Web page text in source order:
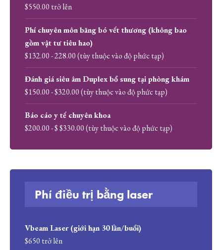
$550.00 trở lên
Phí chuyên môn băng bó vết thương (không bao
gồm vật tư tiêu hao)
$132.00 - 228.00 (tùy thuộc vào độ phức tạp)
Đánh giá siêu âm Duplex bổ sung tại phòng khám
$150.00 - $320.00 (tùy thuộc vào độ phức tạp)
Báo cáo y tế chuyên khoa
$200.00 - $ $330.00 (tùy thuộc vào độ phức tạp)
Phí điều trị bằng laser
Vbeam Laser (giới hạn 30 lần/buổi)
$650 trở lên